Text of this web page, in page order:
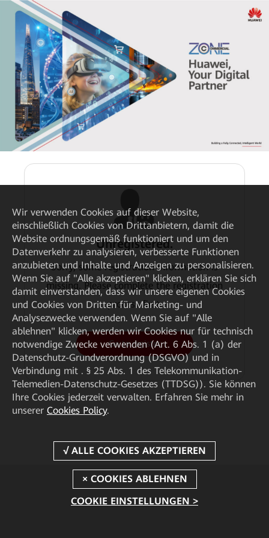
Unregistered.
Sorry, some registration information is
missing. Please complete the registration
process first.
Go to register
Wir verwenden Cookies auf dieser Website,
einschließlich Cookies von Drittanbietern, damit die
Website ordnungsgemäß funktioniert und um den
Datenverkehr zu analysieren, verbesserte Funktionen
anzubieten und Inhalte und Anzeigen zu personalisieren.
Wenn Sie auf "Alle akzeptieren" klicken, erklären Sie sich
damit einverstanden, dass wir unsere eigenen Cookies
und Cookies von Dritten für Marketing- und
Analysezwecke verwenden. Wenn Sie auf "Alle
ablehnen" klicken, werden wir Cookies nur für technisch
notwendige Zwecke verwenden (Art. 6 Abs. 1 (a) der
Datenschutz-Grundverordnung (DSGVO) und in
Verbindung mit . § 25 Abs. 1 des Telekommunikation-
Telemedien-Datenschutz-Gesetzes (TTDSG)). Sie können
Ihre Cookies jederzeit verwalten. Erfahren Sie mehr in
unserer Cookies Policy.
COOKIE EINSTELLUNGEN >